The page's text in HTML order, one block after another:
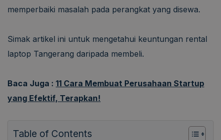
memperbaiki masalah pada perangkat yang disewa.
Simak artikel ini untuk mengetahui keuntungan rental
laptop Tangerang daripada membeli.
Baca Juga : 11 Cara Membuat Perusahaan Startup
yang Efektif, Terapkan!
Table of Contents